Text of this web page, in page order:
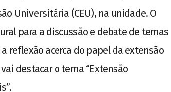
Universitária (CEU), na unidade. O
para a discussão e debate de temas
reflexão acerca do papel da extensão
destacar o tema “Extensão